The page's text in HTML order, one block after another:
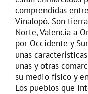
comprendidas
Vinalopó. Son
Norte, Valencia a
por Occidente y
unas características
unas y otras
su medio físico y
Los pueblos que